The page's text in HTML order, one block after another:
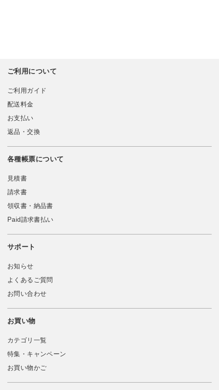
ご利用について
ご利用ガイド
配送料金
お支払い
返品・交換
各種帳票について
見積書
請求書
領収書・納品書
Paid請求書払い
サポート
お知らせ
よくあるご質問
お問い合わせ
お買い物
カテゴリ一覧
特集・キャンペーン
お買い物かご